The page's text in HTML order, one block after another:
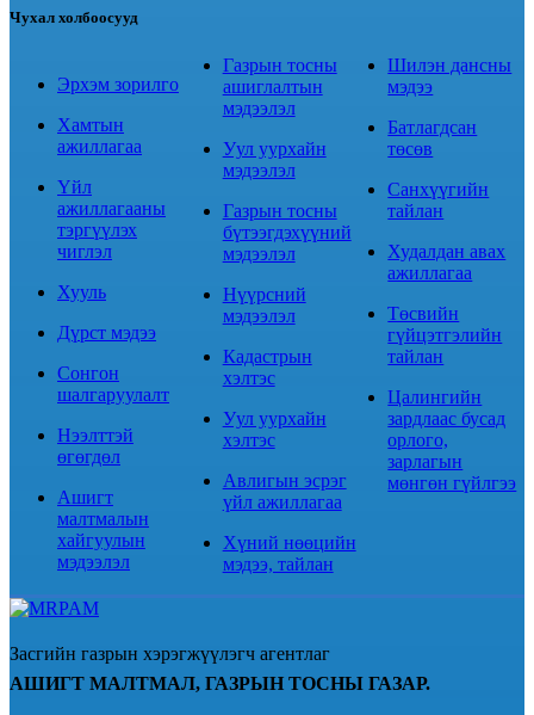
Чухал холбоосууд
Эрхэм зорилго
Хамтын
ажиллагаа
Үйл
ажиллагааны
тэргүүлэх
чиглэл
Хууль
Дүрст мэдээ
Сонгон
шалгаруулалт
Нээлттэй
өгөгдөл
Ашигт
малтмалын
хайгуулын
мэдээлэл
Газрын тосны
ашиглалтын
мэдээлэл
Уул уурхайн
мэдээлэл
Газрын тосны
бүтээгдэхүүний
мэдээлэл
Нүүрсний
мэдээлэл
Кадастрын
хэлтэс
Уул уурхайн
хэлтэс
Авлигын эсрэг
үйл ажиллагаа
Хүний нөөцийн
мэдээ, тайлан
Шилэн дансны
мэдээ
Батлагдсан
төсөв
Санхүүгийн
тайлан
Худалдан авах
ажиллагаа
Төсвийн
гүйцэтгэлийн
тайлан
Цалингийн
зардлаас бусад
орлого,
зарлагын
мөнгөн гүйлгээ
Засгийн газрын хэрэгжүүлэгч агентлаг
АШИГТ МАЛТМАЛ, ГАЗРЫН ТОСНЫ ГАЗАР.